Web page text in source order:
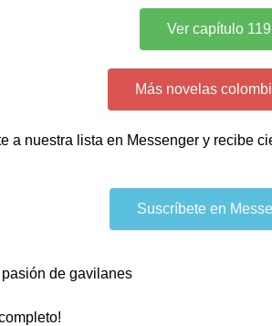
Ver capítulo 119
Más novelas
nuestra lista en Messenger y recibe
Suscríbete en
pasión de gavilanes